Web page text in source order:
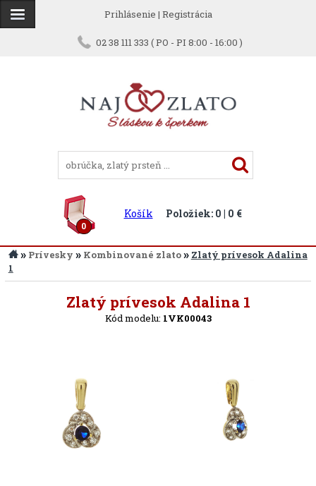
Prihlásenie | Registrácia
02 38 111 333 ( PO - PI 8:00 - 16:00 )
0
Košík Položiek: 0 | 0 €
» Prívesky » Kombinované zlato» Zlatý prívesok Adalina
1
Zlatý prívesok Adalina 1
Kód modelu: 1VK00043